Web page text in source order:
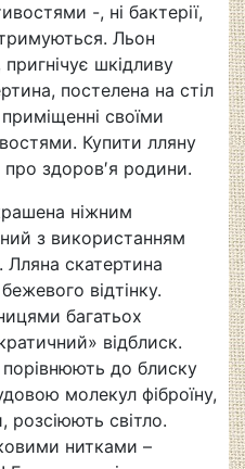
-, ні бактерії,
Льон
пригнічує шкідливу
постелена на стіл
своїми
Купити лляну
здоров′я родини.
ніжним
з використанням
скатертина
відтінку.
багатьох
відблиск.
до блиску
молекул фіброїну,
розсіюють світло.
нитками –